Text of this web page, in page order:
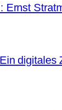
Ernst
digitales